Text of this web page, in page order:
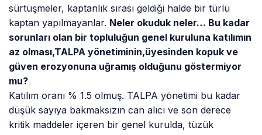
sürtüşmeler, kaptanlık sırası geldiği halde bir türlü
kaptan yapılmayanlar. Neler okuduk neler… Bu kadar
sorunları olan bir topluluğun genel kuruluna katılımın
az olması,TALPA yönetiminin,üyesinden kopuk ve
güven erozyonuna uğramış olduğunu göstermiyor
mu?
Katılım oranı % 1.5 olmuş. TALPA yönetimi bu kadar
düşük sayıya bakmaksızın can alıcı ve son derece
kritik maddeler içeren bir genel kurulda, tüzük